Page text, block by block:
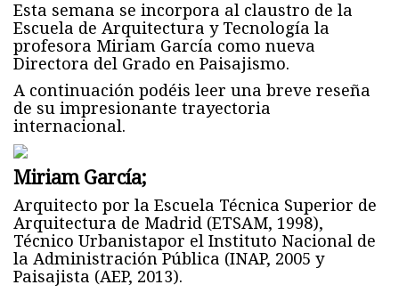
Esta semana se incorpora al claustro de la
Escuela de Arquitectura y Tecnología la
profesora Miriam García como nueva
Directora del Grado en Paisajismo.
A continuación podéis leer una breve reseña
de su impresionante trayectoria
internacional.
Miriam García;
Arquitecto por la Escuela Técnica Superior de
Arquitectura de Madrid (ETSAM, 1998),
Técnico Urbanistapor el Instituto Nacional de
la Administración Pública (INAP, 2005 y
Paisajista (AEP, 2013).